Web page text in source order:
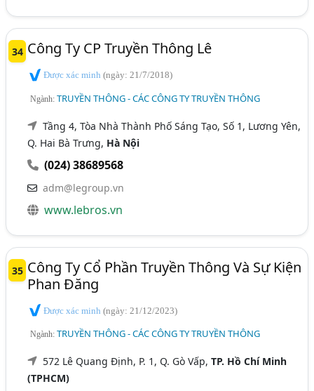
34 Công Ty CP Truyền Thông Lê
Được xác minh(ngày: 21/7/2018)
Ngành:TRUYỀN THÔNG - CÁC CÔNG TY TRUYỀN THÔNG
Tầng 4, Tòa Nhà Thành Phố Sáng Tạo, Số 1, Lương Yên,
Q. Hai Bà Trưng, Hà Nội
(024) 38689568
adm@legroup.vn
www.lebros.vn
35 Công Ty Cổ Phần Truyền Thông Và Sự Kiện
Phan Đăng
Được xác minh(ngày: 21/12/2023)
Ngành:TRUYỀN THÔNG - CÁC CÔNG TY TRUYỀN THÔNG
572 Lê Quang Định, P. 1, Q. Gò Vấp,TP. Hồ Chí Minh
(TPHCM)